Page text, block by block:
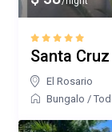
Santa
El Rosario
Bungalo /